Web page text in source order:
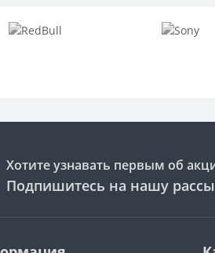
Хотите узнавать первым об
Подпишитесь на нашу